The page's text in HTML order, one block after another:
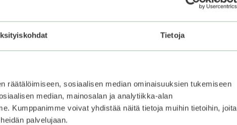
Tietoja
räätälöimiseen, sosiaalisen median ominaisuuksien tukemiseen
median, mainosalan ja analytiikka-alan
Kumppanimme voivat yhdistää näitä tietoja muihin tietoihin, joita
palvelujaan.